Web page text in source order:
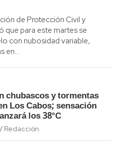
de Protección Civil y
que para este martes se
con nubosidad variable,
en…
chubascos y tormentas
Los Cabos; sensación
los 38°C
Redacción